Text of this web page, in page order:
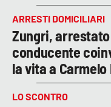
ARRESTI DOMICILIARI
Zungri,
conducente
la vita a
LO SCONTRO